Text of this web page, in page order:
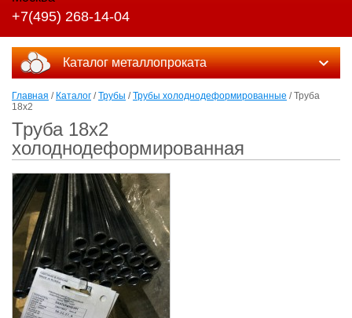
+7(495) 268-14-04
Каталог металлопроката
Главная / Каталог /Трубы /Трубы холоднодеформированные / Труба
18х2
Труба 18х2
холоднодеформированная